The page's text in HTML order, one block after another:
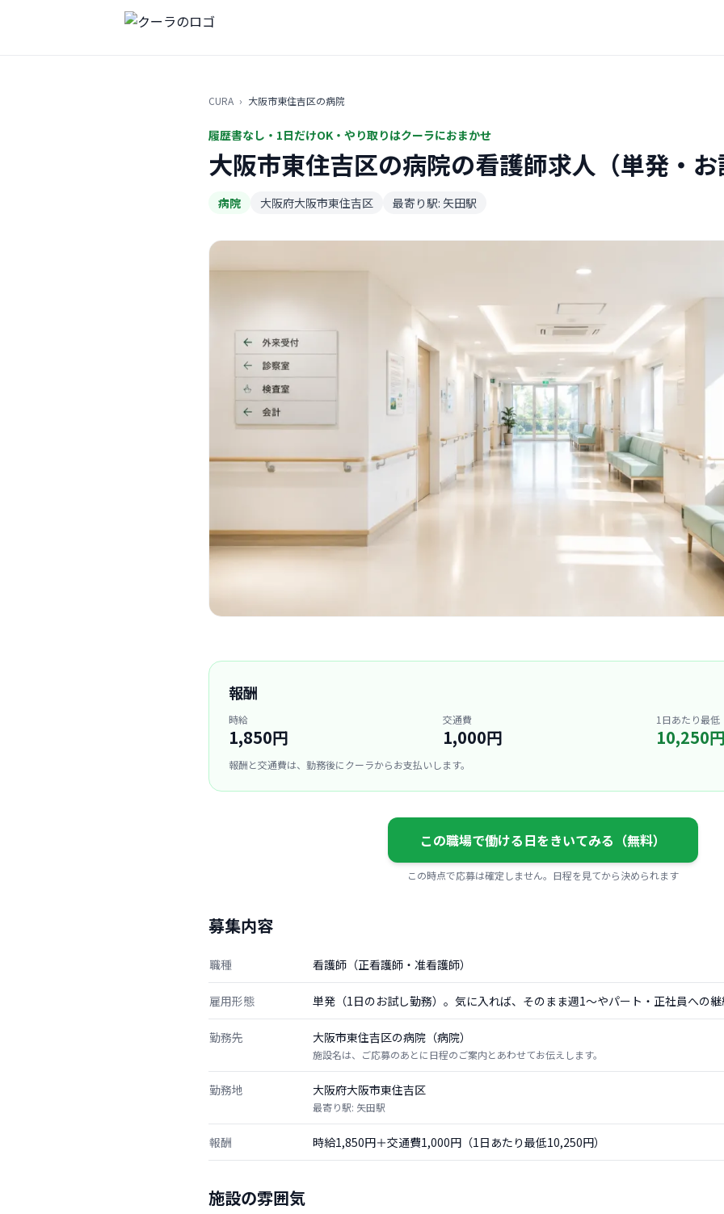
CURA › 大阪市東住吉区の病院
履歴書なし・1日だけOK・やり取りはクーラにおまかせ
大阪市東住吉区の病院の看護師求人（単発・お
病院 大阪府大阪市東住吉区 最寄り駅: 矢田駅
報酬
時給
1,850円
交通費
1,000円
1日あたり最低
10,250円
報酬と交通費は、勤務後にクーラからお支払いします。
この職場で働ける日をきいてみる（無料）
この時点で応募は確定しません。日程を見てから決められます
募集内容
職種 看護師（正看護師・准看護師）
雇用形態 単発（1日のお試し勤務）。気に入れば、そのまま週1〜やパート・正社員への継
勤務先 大阪市東住吉区の病院（病院）
施設名は、ご応募のあとに日程のご案内とあわせてお伝えします。
勤務地 大阪府大阪市東住吉区
最寄り駅: 矢田駅
報酬 時給1,850円＋交通費1,000円（1日あたり最低10,250円）
施設の雰囲気